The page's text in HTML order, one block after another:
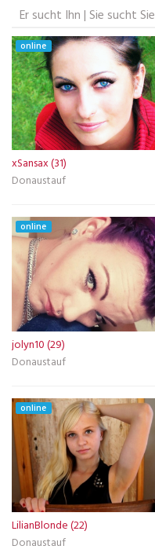
Er sucht Ihn | Sie sucht Sie
online
xSansax (31)
Donaustauf
online
jolyn10 (29)
Donaustauf
online
LilianBlonde (22)
Donaustauf